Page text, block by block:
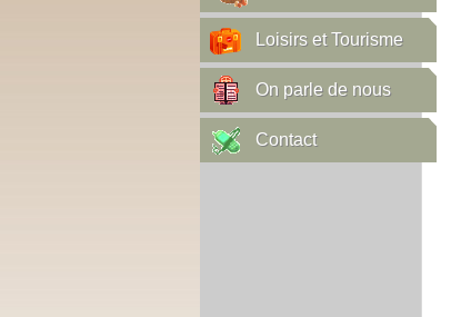
Loisirs et Tourisme
On parle de nous
Contact